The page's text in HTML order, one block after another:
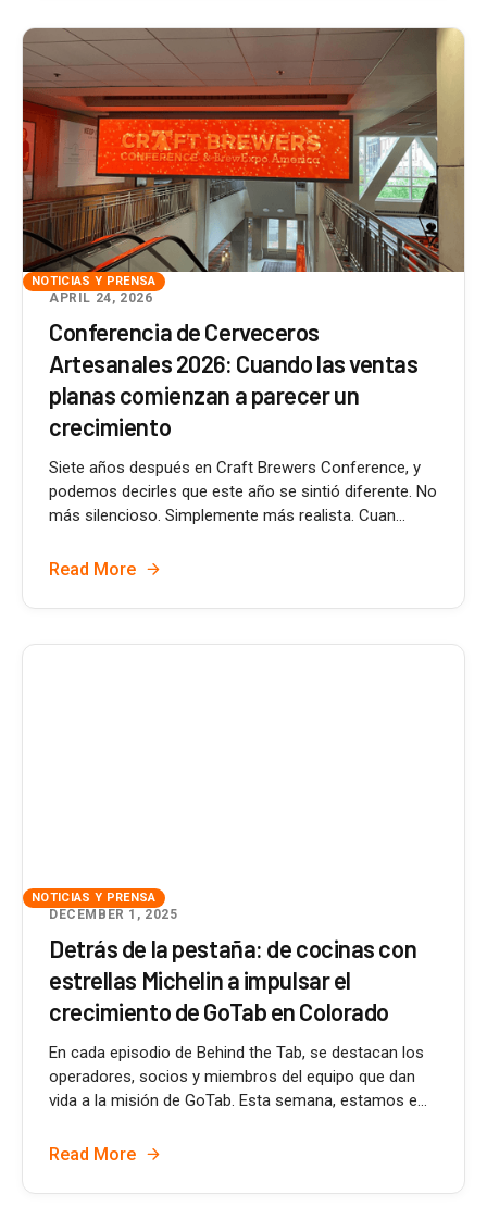
NOTICIAS Y PRENSA
APRIL 24, 2026
Conferencia de Cerveceros
Artesanales 2026: Cuando las ventas
planas comienzan a parecer un
crecimiento
Siete años después en Craft Brewers Conference, y
podemos decirles que este año se sintió diferente. No
más silencioso. Simplemente más realista. Cuan...
Read More
NOTICIAS Y PRENSA
DECEMBER 1, 2025
Detrás de la pestaña: de cocinas con
estrellas Michelin a impulsar el
crecimiento de GoTab en Colorado
En cada episodio de Behind the Tab, se destacan los
operadores, socios y miembros del equipo que dan
vida a la misión de GoTab. Esta semana, estamos e...
Read More